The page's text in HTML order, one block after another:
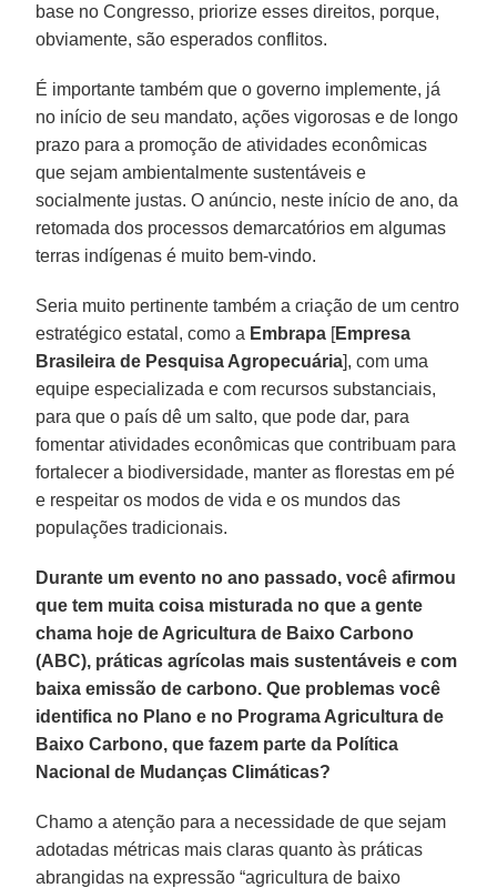
base no Congresso, priorize esses direitos, porque,
obviamente, são esperados conflitos.
É importante também que o governo implemente, já
no início de seu mandato, ações vigorosas e de longo
prazo para a promoção de atividades econômicas
que sejam ambientalmente sustentáveis e
socialmente justas. O anúncio, neste início de ano, da
retomada dos processos demarcatórios em algumas
terras indígenas é muito bem-vindo.
Seria muito pertinente também a criação de um centro
estratégico estatal, como a Embrapa [Empresa
Brasileira de Pesquisa Agropecuária], com uma
equipe especializada e com recursos substanciais,
para que o país dê um salto, que pode dar, para
fomentar atividades econômicas que contribuam para
fortalecer a biodiversidade, manter as florestas em pé
e respeitar os modos de vida e os mundos das
populações tradicionais.
Durante um evento no ano passado, você afirmou
que tem muita coisa misturada no que a gente
chama hoje de Agricultura de Baixo Carbono
(ABC), práticas agrícolas mais sustentáveis e com
baixa emissão de carbono. Que problemas você
identifica no Plano e no Programa Agricultura de
Baixo Carbono, que fazem parte da Política
Nacional de Mudanças Climáticas?
Chamo a atenção para a necessidade de que sejam
adotadas métricas mais claras quanto às práticas
abrangidas na expressão “agricultura de baixo